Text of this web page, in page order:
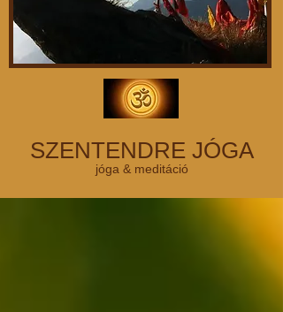
SZENTENDRE JÓGA
jóga & meditáció